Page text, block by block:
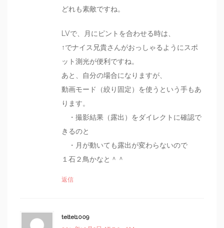
どれも素敵ですね。
LVで、月にピントを合わせる時は、
↑でナイス兄貴さんがおっしゃるようにスポ
ット測光が便利ですね。
あと、自分の場合になりますが、
動画モード（絞り固定）を使うという手もあ
ります。
・撮影結果（露出）をダイレクトに確認で
きるのと
・月が動いても露出が変わらないので
１石２鳥かなと＾＾
返信
teltel1009